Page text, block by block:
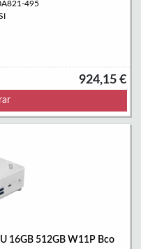
495
924,15 €
16GB 512GB W11P Bco